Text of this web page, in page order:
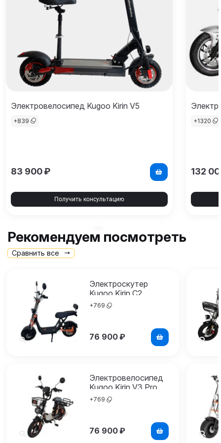
Электровелосипед Kugoo Kirin V5
+839
83 900₽
Получить консультацию
+1320
132
Рекомендуем посмотреть
Сравнить все
Электроскутер
Kugoo Kirin C2
+769
76 900₽
Электровелосипед
Kugoo Kirin V3 Pro
Max
+769
76 900₽